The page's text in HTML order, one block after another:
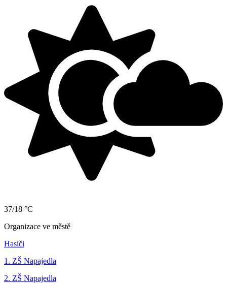
37/18 °C
Organizace ve městě
Hasiči
1. ZŠ Napajedla
2. ZŠ Napajedla